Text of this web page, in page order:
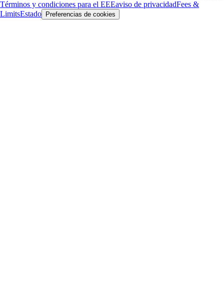
Términos y condiciones para el EEEaviso de privacidadFees &
LimitsEstado Preferencias de cookies